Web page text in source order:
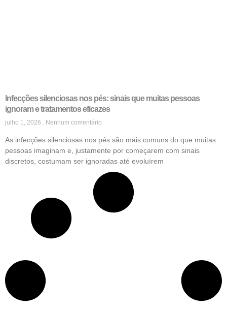
Infecções silenciosas nos pés: sinais que muitas pessoas
ignoram e tratamentos eficazes
julho 1, 2026 Nenhum comentário
As infecções silenciosas nos pés são mais comuns do que muitas
pessoas imaginam e, justamente por começarem com sinais
discretos, costumam ser ignoradas até evoluírem